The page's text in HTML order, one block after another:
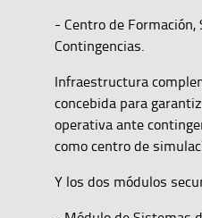
- Centro de Formación,
Contingencias.
Infraestructura
concebida para
operativa ante
como centro de
Y los dos módulos